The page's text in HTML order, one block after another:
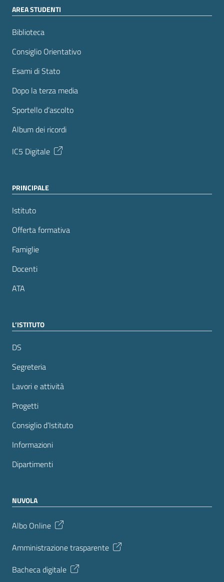
AREA STUDENTI
Biblioteca
Consiglio Orientativo
Esami di Stato
Dopo la terza media
Sportello d’ascolto
Album dei ricordi
IC5 Digitale
PRINCIPALE
Istituto
Offerta formativa
Famiglie
Docenti
ATA
L’ISTITUTO
DS
Segreteria
Lavori e attività
Progetti
Consiglio d’Istituto
Informazioni
Dipartimenti
NUVOLA
Albo Online
Amministrazione trasparente
Bacheca digitale